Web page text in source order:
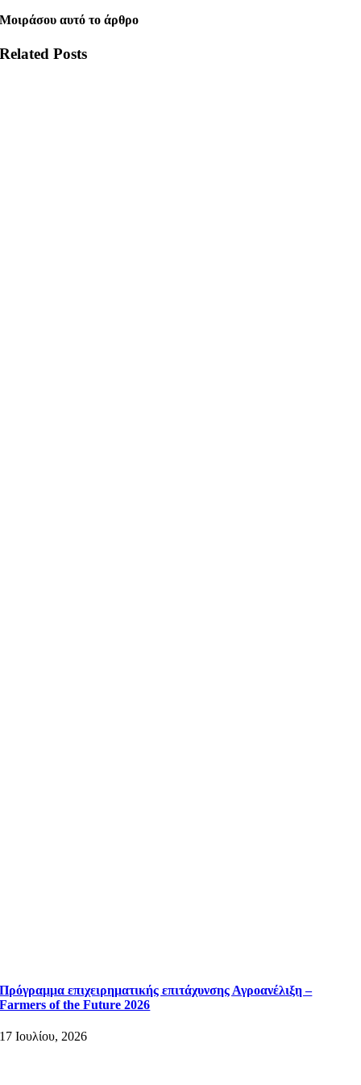
Μοιράσου αυτό το άρθρο
Related Posts
Πρόγραμμα επιχειρηματικής επιτάχυνσης Αγροανέλιξη –
Farmers of the Future 2026
17 Ιουλίου, 2026